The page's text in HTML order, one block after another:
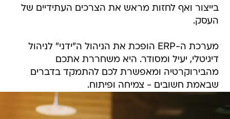
בייצור ואף לחזות מראש את הצרכים העתידיים של
העסק.
מערכת ה-ERP הופכת את הניהול ה"ידני" לניהול
דיגיטלי, יעיל ומסודר. היא משחררת אתכם
מהבירוקרטיה ומאפשרת לכם להתמקד בדברים
שבאמת חשובים - צמיחה ופיתוח.